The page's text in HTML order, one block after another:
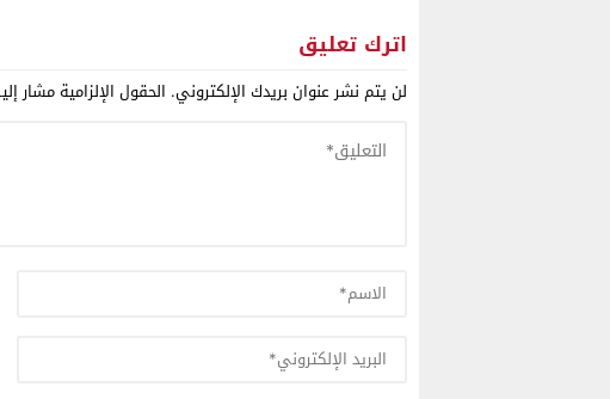
ملف الصحراء
وفرنسا
اترك تعليق
لن يتم نشر عنوان بريدك الإلكتروني. الحقول الإلزامية مشار